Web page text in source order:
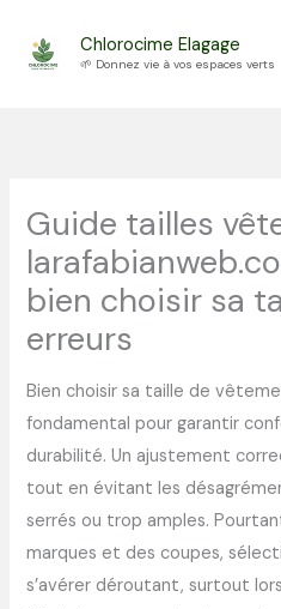
Chlorocime Elagage
🌱 Donnez vie à vos espaces verts
Guide tailles
bien choisir sa
erreurs
Bien choisir sa taille de
fondamental pour garantir
durabilité. Un ajustement
tout en évitant les
serrés ou trop amples.
marques et des coupes,
s’avérer déroutant, surtout